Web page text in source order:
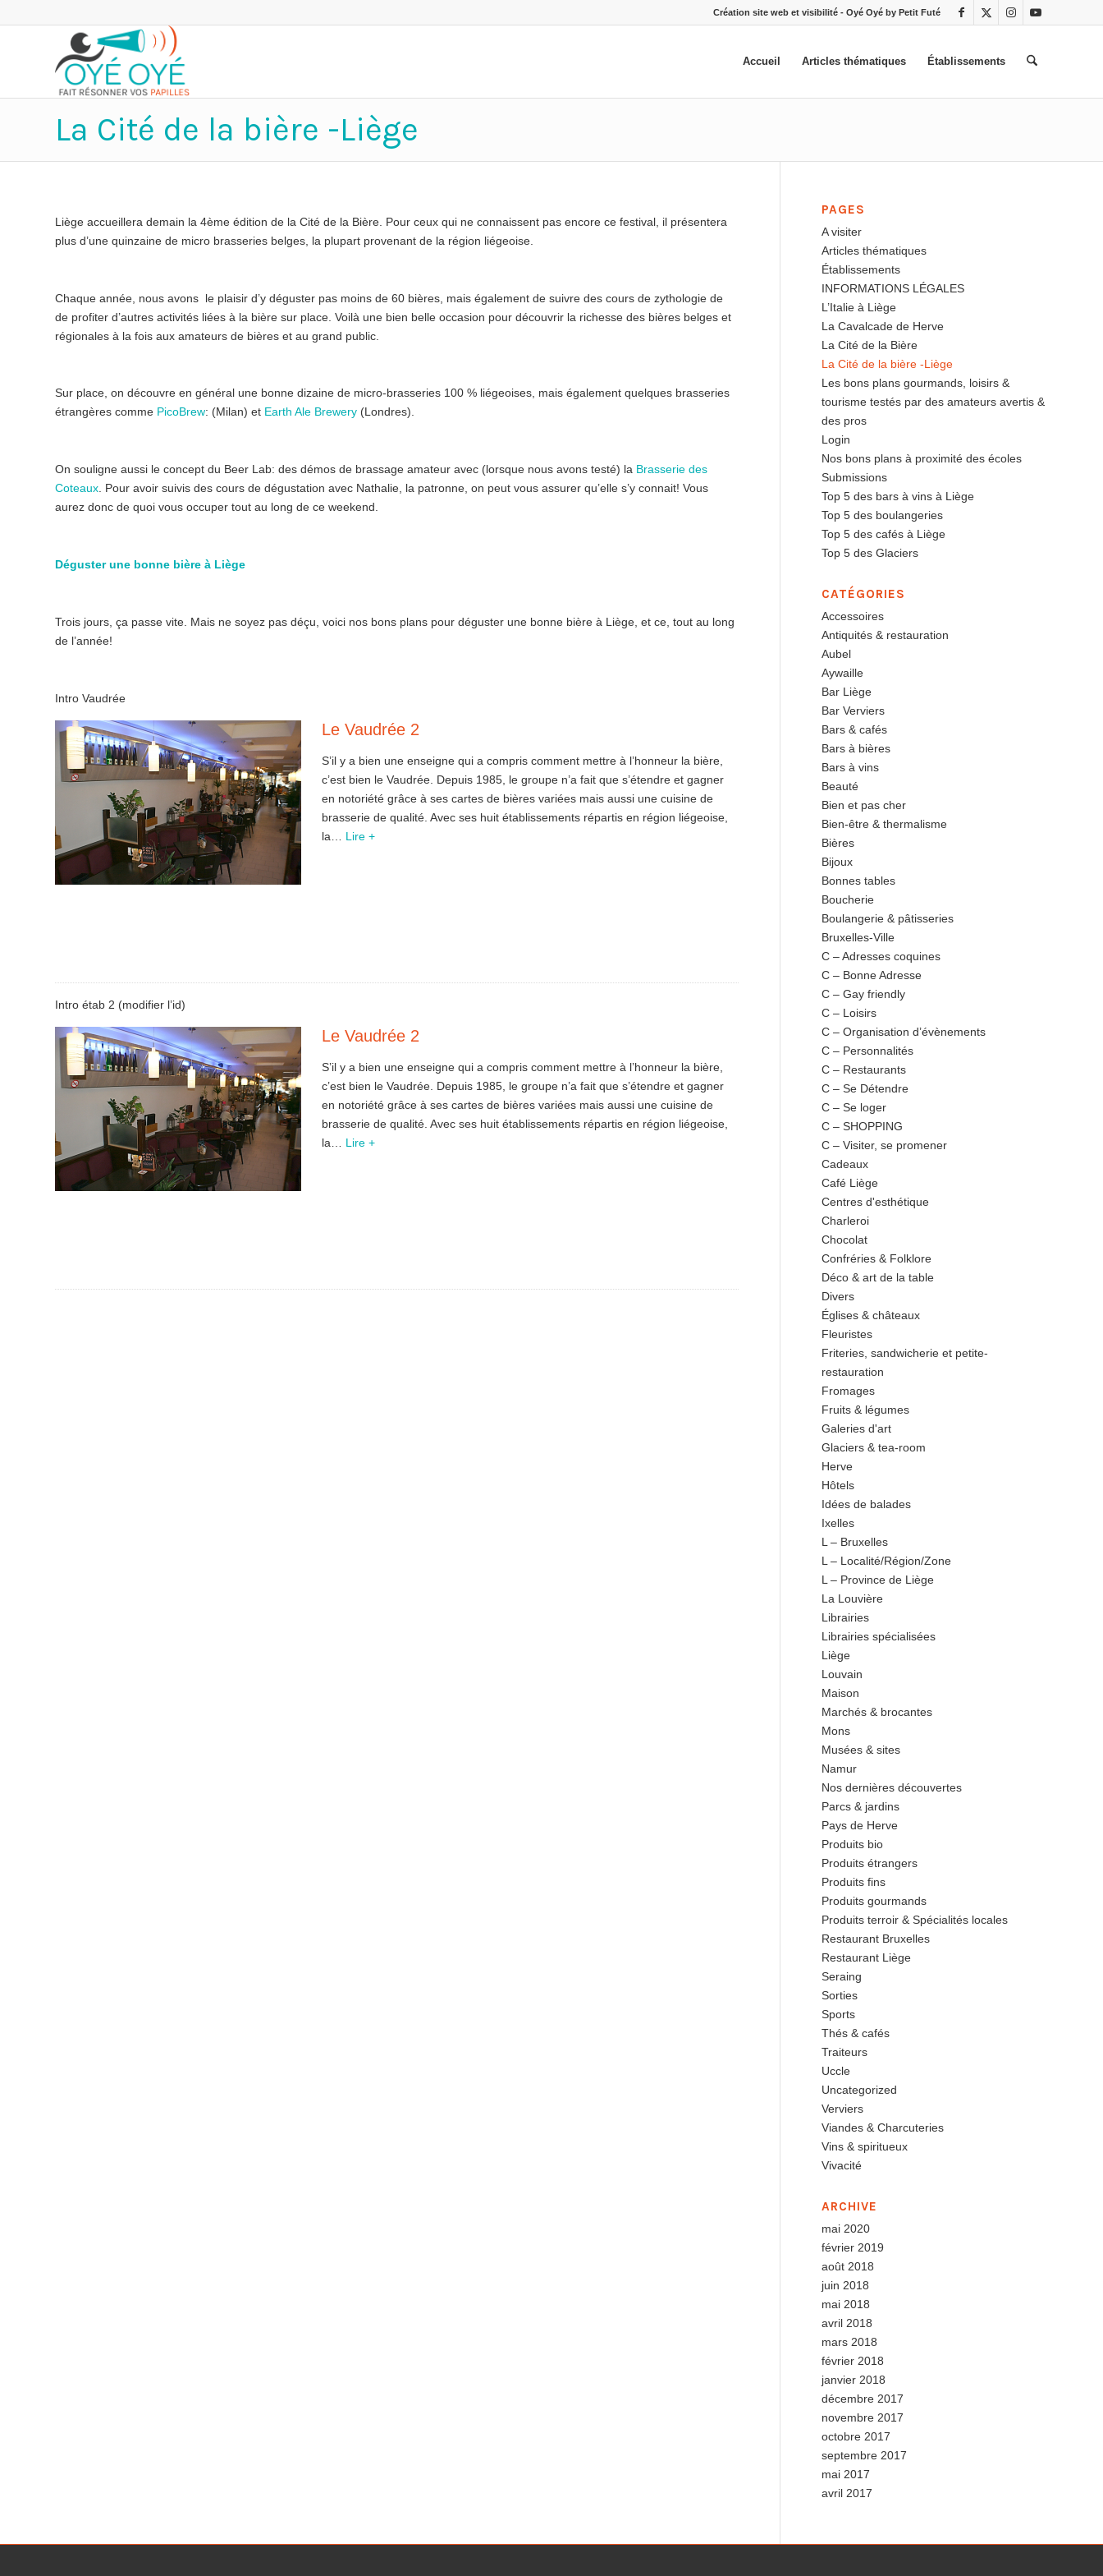
Création site web et visibilité - Oyé Oyé by Petit Futé
Accueil Articles thématiques Établissements
La Cité de la bière -Liège
Liège accueillera demain la 4ème édition de la Cité de la Bière. Pour ceux qui ne connaissent pas encore ce festival, il présentera
plus d’une quinzaine de micro brasseries belges, la plupart provenant de la région liégeoise.
Chaque année, nous avons le plaisir d’y déguster pas moins de 60 bières, mais également de suivre des cours de zythologie de
de profiter d’autres activités liées à la bière sur place. Voilà une bien belle occasion pour découvrir la richesse des bières belges et
régionales à la fois aux amateurs de bières et au grand public.
Sur place, on découvre en général une bonne dizaine de micro-brasseries 100 % liégeoises, mais également quelques brasseries
étrangères comme PicoBrew: (Milan) et Earth Ale Brewery (Londres).
On souligne aussi le concept du Beer Lab: des démos de brassage amateur avec (lorsque nous avons testé) la Brasserie des
Coteaux. Pour avoir suivis des cours de dégustation avec Nathalie, la patronne, on peut vous assurer qu’elle s’y connait! Vous
aurez donc de quoi vous occuper tout au long de ce weekend.
Déguster une bonne bière à Liège
Trois jours, ça passe vite. Mais ne soyez pas déçu, voici nos bons plans pour déguster une bonne bière à Liège, et ce, tout au long
de l’année!
Intro Vaudrée
Le Vaudrée 2
S’il y a bien une enseigne qui a compris comment mettre à l’honneur la bière,
c’est bien le Vaudrée. Depuis 1985, le groupe n’a fait que s’étendre et gagner
en notoriété grâce à ses cartes de bières variées mais aussi une cuisine de
brasserie de qualité. Avec ses huit établissements répartis en région liégeoise,
la… Lire +
Intro étab 2 (modifier l’id)
Le Vaudrée 2
S’il y a bien une enseigne qui a compris comment mettre à l’honneur la bière,
c’est bien le Vaudrée. Depuis 1985, le groupe n’a fait que s’étendre et gagner
en notoriété grâce à ses cartes de bières variées mais aussi une cuisine de
brasserie de qualité. Avec ses huit établissements répartis en région liégeoise,
la… Lire +
PAGES
A visiter
Articles thématiques
Établissements
INFORMATIONS LÉGALES
L’Italie à Liège
La Cavalcade de Herve
La Cité de la Bière
La Cité de la bière -Liège
Les bons plans gourmands, loisirs &
tourisme testés par des amateurs avertis &
des pros
Login
Nos bons plans à proximité des écoles
Submissions
Top 5 des bars à vins à Liège
Top 5 des boulangeries
Top 5 des cafés à Liège
Top 5 des Glaciers
CATÉGORIES
Accessoires
Antiquités & restauration
Aubel
Aywaille
Bar Liège
Bar Verviers
Bars & cafés
Bars à bières
Bars à vins
Beauté
Bien et pas cher
Bien-être & thermalisme
Bières
Bijoux
Bonnes tables
Boucherie
Boulangerie & pâtisseries
Bruxelles-Ville
C – Adresses coquines
C – Bonne Adresse
C – Gay friendly
C – Loisirs
C – Organisation d’évènements
C – Personnalités
C – Restaurants
C – Se Détendre
C – Se loger
C – SHOPPING
C – Visiter, se promener
Cadeaux
Café Liège
Centres d'esthétique
Charleroi
Chocolat
Confréries & Folklore
Déco & art de la table
Divers
Églises & châteaux
Fleuristes
Friteries, sandwicherie et petite-
restauration
Fromages
Fruits & légumes
Galeries d'art
Glaciers & tea-room
Herve
Hôtels
Idées de balades
Ixelles
L – Bruxelles
L – Localité/Région/Zone
L – Province de Liège
La Louvière
Librairies
Librairies spécialisées
Liège
Louvain
Maison
Marchés & brocantes
Mons
Musées & sites
Namur
Nos dernières découvertes
Parcs & jardins
Pays de Herve
Produits bio
Produits étrangers
Produits fins
Produits gourmands
Produits terroir & Spécialités locales
Restaurant Bruxelles
Restaurant Liège
Seraing
Sorties
Sports
Thés & cafés
Traiteurs
Uccle
Uncategorized
Verviers
Viandes & Charcuteries
Vins & spiritueux
Vivacité
ARCHIVE
mai 2020
février 2019
août 2018
juin 2018
mai 2018
avril 2018
mars 2018
février 2018
janvier 2018
décembre 2017
novembre 2017
octobre 2017
septembre 2017
mai 2017
avril 2017